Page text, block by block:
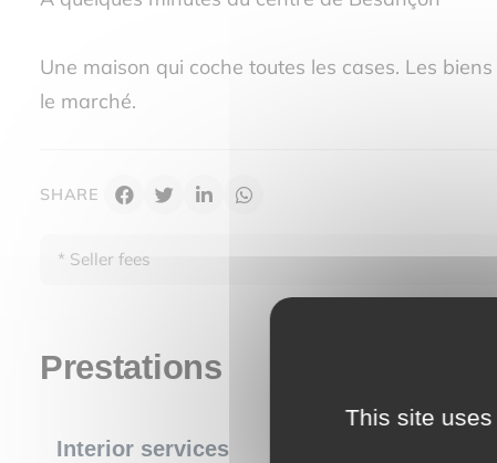
Une maison qui coche toutes les cases. Les
le marché.
SHARE
* Seller fees
Prestations
Interior services
This site